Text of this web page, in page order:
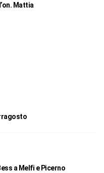
Mattia
a Melfi e Picerno